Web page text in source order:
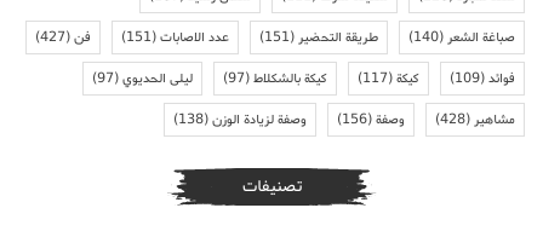
صباغة الشعر(140) طريقة التحضير(151) عدد الاصابات(151) فن(427)
فوائد(109) كيكة(117) كيكة بالشكلاط(97) ليلى الحديوي(97)
مشاهير(428) وصفة(156) وصفة لزيادة الوزن(138)
تصنيفات